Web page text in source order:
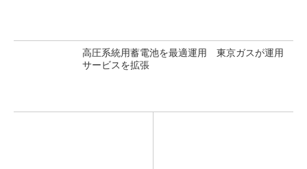
高圧系統用蓄電池を最適運用 東京ガスが運用
サービスを拡張